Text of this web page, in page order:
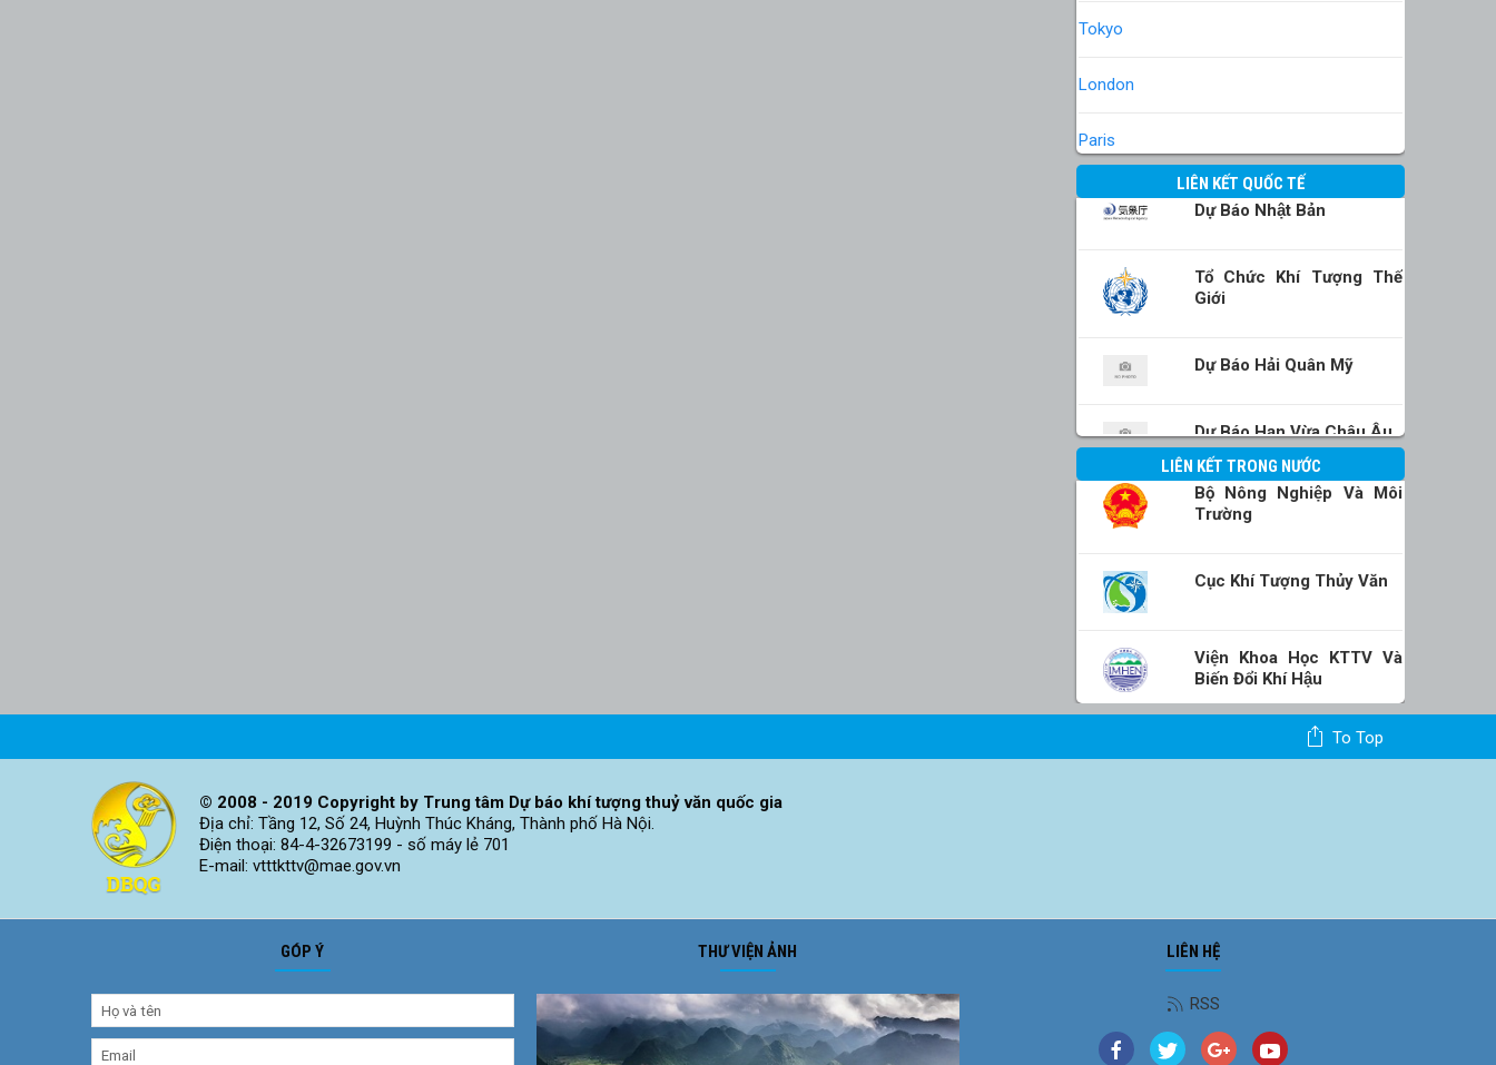
Tokyo
London
Paris
LIÊN KẾT QUỐC TẾ
Dự Báo Nhật Bản
Tổ Chức Khí Tượng Thế
Giới
Dự Báo Hải Quân Mỹ
Dự Báo Hạn Vừa Châu Âu
LIÊN KẾT TRONG NƯỚC
Bộ Nông Nghiệp Và Môi
Trường
Cục Khí Tượng Thủy Văn
Viện Khoa Học KTTV Và
Biến Đổi Khí Hậu
To Top
© 2008 - 2019 Copyright by Trung tâm Dự báo khí tượng thuỷ văn quốc gia
Địa chỉ: Tầng 12, Số 24, Huỳnh Thúc Kháng, Thành phố Hà Nội.
Điện thoại: 84-4-32673199 - số máy lẻ 701
E-mail: vtttkttv@mae.gov.vn
GÓP Ý THƯ VIỆN ẢNH LIÊN HỆ
RSS